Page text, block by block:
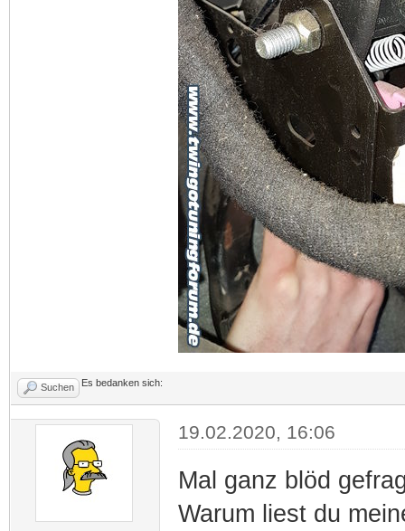
Suchen Es bedanken sich:
19.02.2020, 16:06
Mal ganz blöd
Warum liest du